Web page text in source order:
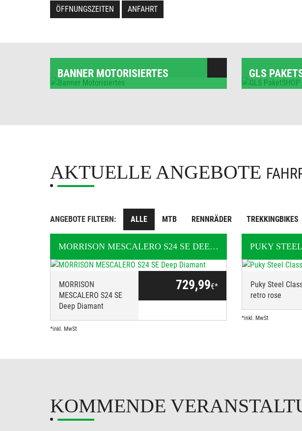
ÖFFNUNGSZEITEN ANFAHRT
BANNER MOTORISIERTES GLS
AKTUELLE ANGEBOTE
ANGEBOTE FILTERN: ALLE MTB RENNRÄDER TREKKINGBIKES
MORRISON MESCALERO S24 SE DEEP DIAMANT KINDER /
MORRISON
MESCALERO S24 SE
Deep Diamant
729,99€*
*inkl. MwSt
PUKY
Puky Steel
retro rose
*inkl. MwSt
KOMMENDE